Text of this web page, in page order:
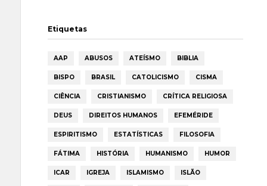
Etiquetas
AAP ABUSOS ATEÍSMO BIBLIA
BISPO BRASIL CATOLICISMO CISMA
CIÊNCIA CRISTIANISMO CRÍTICA RELIGIOSA
DEUS DIREITOS HUMANOS EFEMÉRIDE
ESPIRITISMO ESTATÍSTICAS FILOSOFIA
FÁTIMA HISTÓRIA HUMANISMO HUMOR
ICAR IGREJA ISLAMISMO ISLÃO